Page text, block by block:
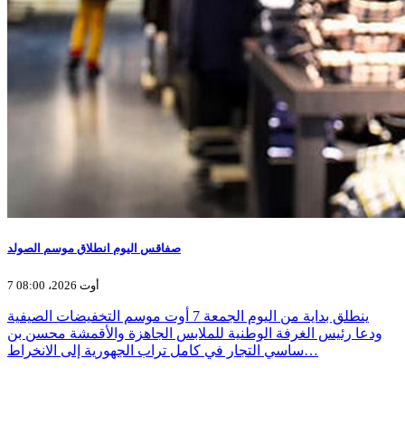
صفاقس اليوم انطلاق موسم الصولد
7 أوت 2026، 08:00
ينطلق بداية من اليوم الجمعة 7 أوت موسم التخفيضات الصيفية
ودعا رئيس الغرفة الوطنية للملابس الجاهزة والأقمشة محسن بن
ساسي التجار في كامل تراب الجهورية إلى الانخراط…